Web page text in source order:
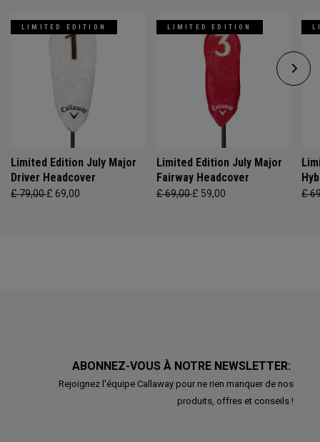
LIMITED EDITION
Limited Edition July Major
Driver Headcover
£ 79,00£ 69,00
LIMITED EDITION
Limited Edition July Major
Fairway Headcover
£ 69,00£ 59,00 £
ABONNEZ-VOUS À NOTRE NEWSLETTER:
Rejoignez l'équipe Callaway pour ne rien manquer de nos
produits, offres et conseils !